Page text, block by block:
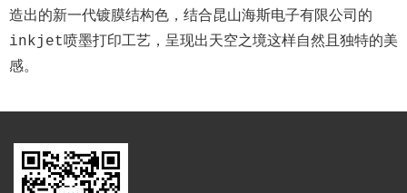
造出的新一代镀膜结构色，结合昆山海斯电子有限公司的
inkjet喷墨打印工艺，呈现出天空之境这样自然且独特的美
感。